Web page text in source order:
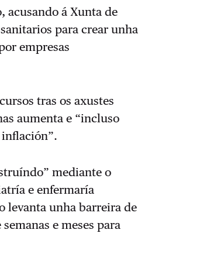
acusando á Xunta de
para crear unha
empresas
tras os axustes
aumenta e “incluso
inflación”.
mediante o
e enfermaría
levanta unha barreira de
e meses para